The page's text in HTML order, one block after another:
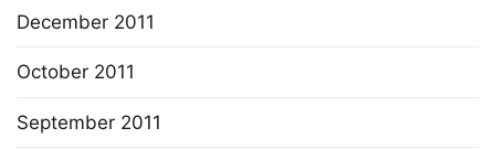
December 2011
October 2011
September 2011